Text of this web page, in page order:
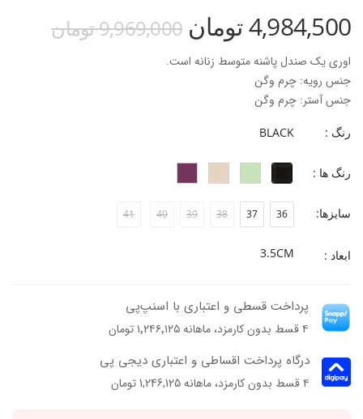
4,984,500 تومان 9,969,000 تومان
اوری یک صندل پاشنه متوسط زنانه است.
جنس رویه: چرم وگن
جنس آستر: چرم وگن
جنس پاشنه: چوب راش دست ساز
قالب: نوک مربعی کشیده با پنجه متوسط
پاخور: سایز همیشگی خود را انتخاب کنید.
رنگ : BLACK
رنگ ها :
سایزها: 36
37
38
39
40
41
ابعاد : 3.5CM
پرداخت قسطی و اعتباری با اسنپ‌پی
۴ قسط بدون کارمزد، ماهانه ۱٬۲۴۶٬۱۲۵ تومان
درگاه پرداخت اقساطی و اعتباری دیجی پی
۴ قسط بدون کارمزد، ماهانه 1,246,125 تومان